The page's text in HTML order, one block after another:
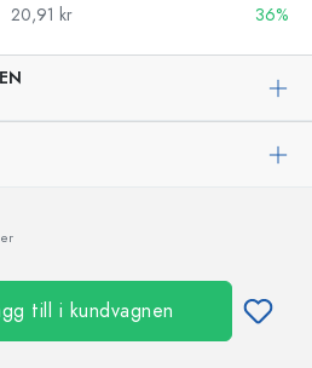
20,91 kr 36%
till i kundvagnen